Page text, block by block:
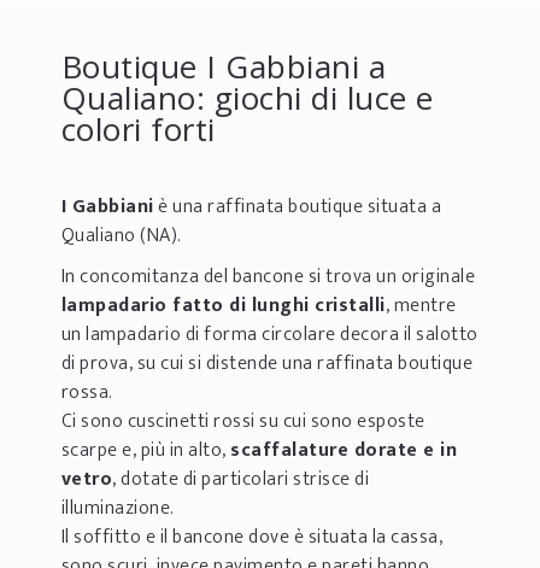
Boutique I Gabbiani a
Qualiano: giochi di luce e
colori forti
I Gabbianiè una raffinata boutique situata a
Qualiano (NA).
In concomitanza del bancone si trova un originale
lampadario fatto di lunghi cristalli, mentre
un lampadario di forma circolare decora il salotto
di prova, su cui si distende una raffinata boutique
rossa.
Ci sono cuscinetti rossi su cui sono esposte
scarpe e, più in alto,scaffalature dorate e in
vetro, dotate di particolari strisce di
illuminazione.
Il soffitto e il bancone dove è situata la cassa,